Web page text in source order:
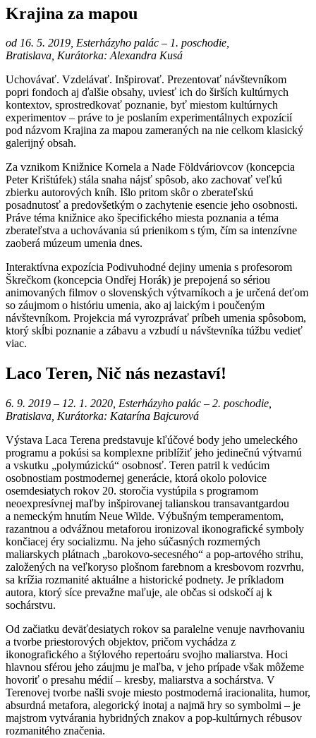
Krajina za mapou
od 16. 5. 2019, Esterházyho palác – 1. poschodie,
Bratislava, Kurátorka: Alexandra Kusá
Uchovávať. Vzdelávať. Inšpirovať. Prezentovať návštevníkom
popri fondoch aj ďalšie obsahy, uviesť ich do širších kultúrnych
kontextov, sprostredkovať poznanie, byť miestom kultúrnych
experimentov – práve to je poslaním experimentálnych expozícií
pod názvom Krajina za mapou zameraných na nie celkom klasický
galerijný obsah.
Za vznikom Knižnice Kornela a Nade Földváriovcov (koncepcia
Peter Krištúfek) stála snaha nájsť spôsob, ako zachovať veľkú
zbierku autorových kníh. Išlo pritom skôr o zberateľskú
posadnutosť a predovšetkým o zachytenie esencie jeho osobnosti.
Práve téma knižnice ako špecifického miesta poznania a téma
zberateľstva a uchovávania sú prienikom s tým, čím sa intenzívne
zaoberá múzeum umenia dnes.
Interaktívna expozícia Podivuhodné dejiny umenia s profesorom
Škrečkom (koncepcia Ondřej Horák) je prepojená so sériou
animovaných filmov o slovenských výtvarníkoch a je určená deťom
so záujmom o históriu umenia, ako aj laickým i poučeným
návštevníkom. Projekcia má vyrozprávať príbeh umenia spôsobom,
ktorý skĺbi poznanie a zábavu a vzbudí u návštevníka túžbu vedieť
viac.
Laco Teren, Nič nás nezastaví!
6. 9. 2019 – 12. 1. 2020, Esterházyho palác – 2. poschodie,
Bratislava, Kurátorka: Katarína Bajcurová
Výstava Laca Terena predstavuje kľúčové body jeho umeleckého
programu a pokúsi sa komplexne priblížiť jeho jedinečnú výtvarnú
a vskutku „polymúzickú“ osobnosť. Teren patril k vedúcim
osobnostiam postmodernej generácie, ktorá okolo polovice
osemdesiatych rokov 20. storočia vystúpila s programom
neoexpresívnej maľby inšpirovanej talianskou transavantgardou
a nemeckým hnutím Neue Wilde. Výbušným temperamentom,
razantnou a odvážnou metaforou ironizoval ikonografické symboly
končiacej éry socializmu. Na jeho súčasných rozmerných
maliarskych plátnach „barokovo-secesného“ a pop-artového strihu,
založených na veľkoryso plošnom farebnom a kresbovom rozvrhu,
sa krížia rozmanité aktuálne a historické podnety. Je príkladom
autora, ktorý síce prevažne maľuje, ale občas si odskočí aj k
sochárstvu.
Od začiatku deväťdesiatych rokov sa paralelne venuje navrhovaniu
a tvorbe priestorových objektov, pričom vychádza z
ikonografického a štýlového repertoáru svojho maliarstva. Hoci
hlavnou sférou jeho záujmu je maľba, v jeho prípade však môžeme
hovoriť o presahu médií – kresby, maliarstva a sochárstva. V
Terenovej tvorbe našli svoje miesto postmoderná iracionalita, humor,
absurdná metafora, alegorický inotaj a najmä hry so symbolmi – je
majstrom vytvárania hybridných znakov a pop-kultúrnych rébusov
rozmanitého značenia.